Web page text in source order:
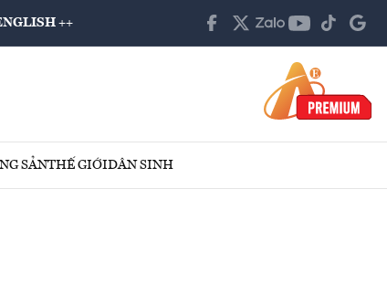
++
SẢNTHẾ GIỚIDÂN SINH